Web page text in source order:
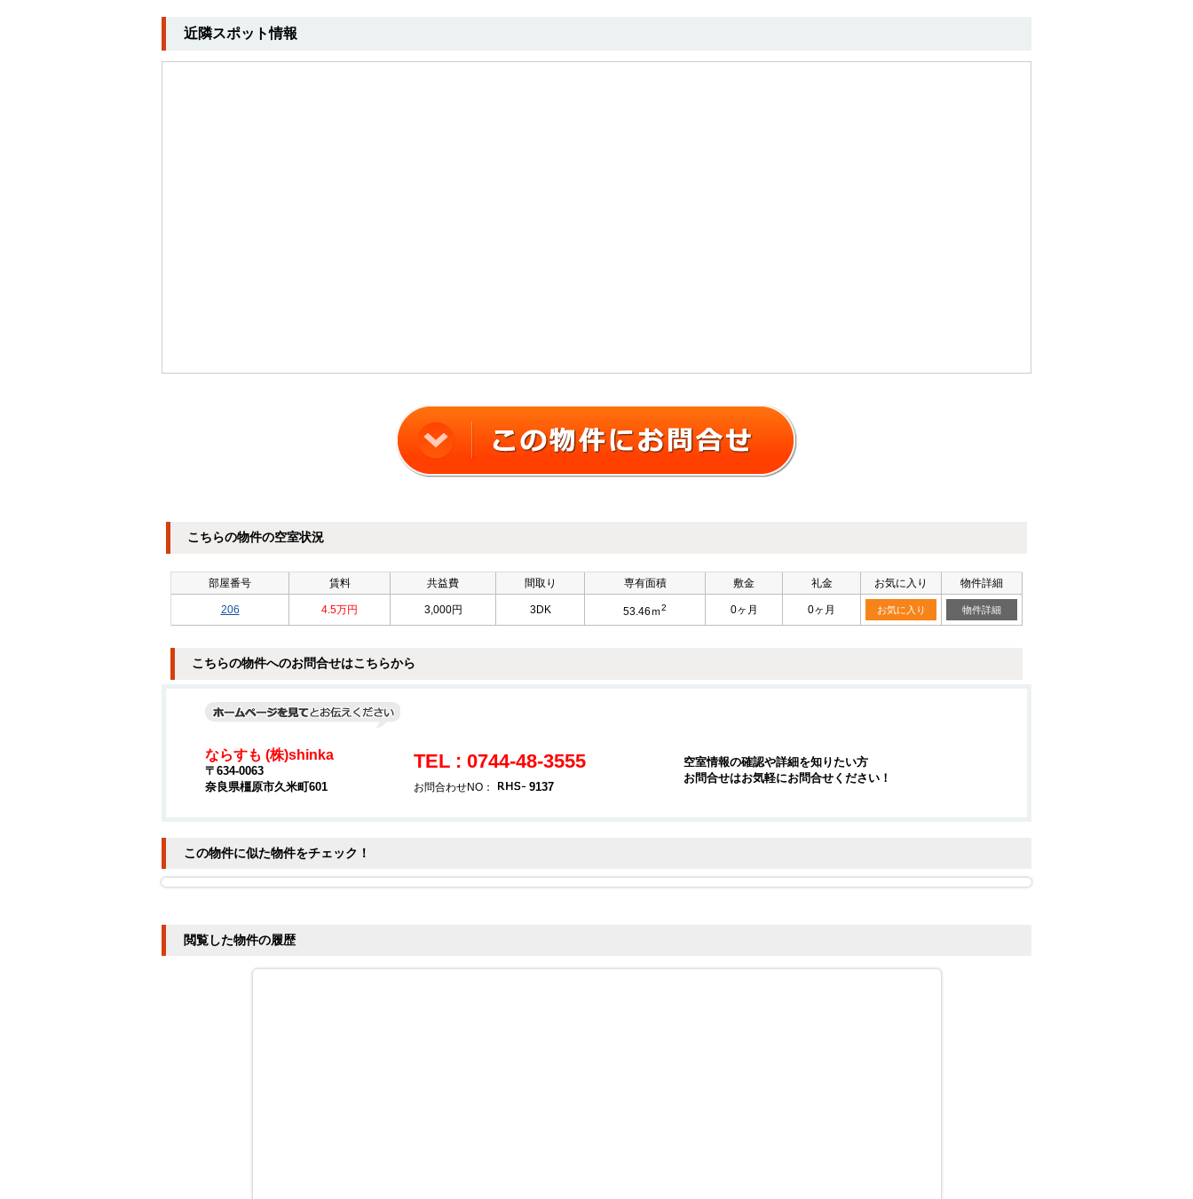
近隣スポット情報
こちらの物件の空室状況
部屋番号 賃料 共益費 間取り 専有面積 敷金 礼金 お気に入り 物件詳細
206 4.5万円 3,000円 3DK 53.46ｍ2 0ヶ月 0ヶ月 お気に入り 物件詳細
こちらの物件へのお問合せはこちらから
ならすも (株)shinka
〒634-0063
奈良県橿原市久米町601
TEL : 0744-48-3555
お問合わせNO： 9137
空室情報の確認や詳細を知りたい方
お問合せはお気軽にお問合せください！
この物件に似た物件をチェック！
閲覧した物件の履歴